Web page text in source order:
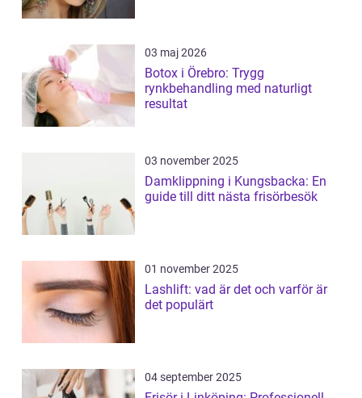
03 maj 2026
Botox i Örebro: Trygg
rynkbehandling med naturligt
resultat
03 november 2025
Damklippning i Kungsbacka: En
guide till ditt nästa frisörbesök
01 november 2025
Lashlift: vad är det och varför är
det populärt
04 september 2025